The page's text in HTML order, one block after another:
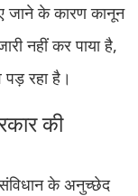
जाने के कारण कानून
नहीं कर पाया है,
रहा है।
की
के अनुच्छेद